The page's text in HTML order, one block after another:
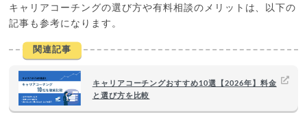
キャリアコーチングの選び方や有料相談のメリットは、以下の
記事も参考になります。
関連記事
キャリアコーチングおすすめ10選【2026年】料金
と選び方を比較